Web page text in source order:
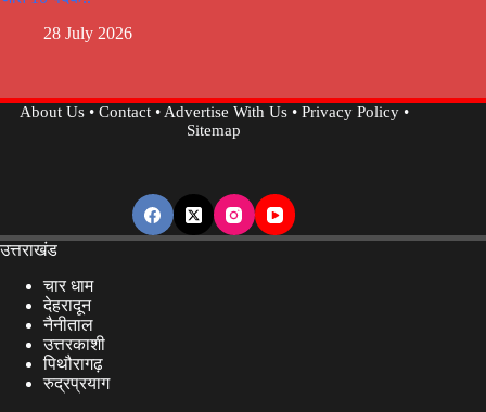
28 July 2026
About Us• Contact•Advertise With Us• Privacy Policy•
Sitemap
उत्तराखंड
चार धाम
देहरादून
नैनीताल
उत्तरकाशी
पिथौरागढ़
रुद्रप्रयाग